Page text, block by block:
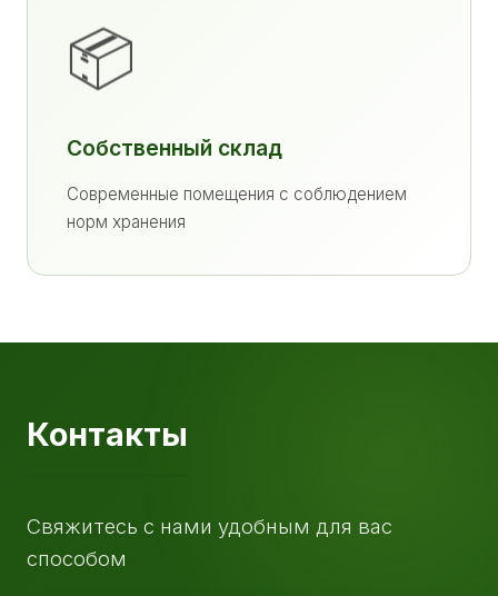
📦
Собственный склад
Современные помещения с соблюдением
норм хранения
Контакты
Свяжитесь с нами удобным для вас
способом